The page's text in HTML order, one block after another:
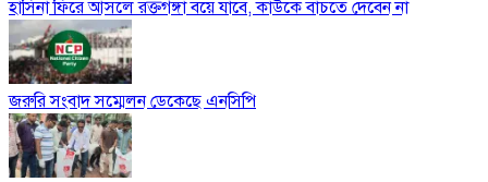
হাসিনা ফিরে আসলে রক্তগঙ্গা বয়ে যাবে, কাউকে বাঁচতে দেবেন না
জরুরি সংবাদ সম্মেলন ডেকেছে এনসিপি